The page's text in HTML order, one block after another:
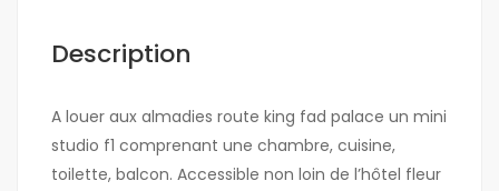
Description
A louer aux almadies route king fad palace un mini
studio f1 comprenant une chambre, cuisine,
toilette, balcon. Accessible non loin de l’hôtel fleur